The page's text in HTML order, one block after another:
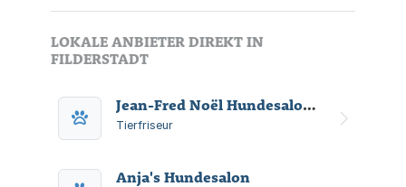
LOKALE ANBIETER DIREKT IN
FILDERSTADT
Jean-Fred Noël Hundesalon DOG Beauty Lounge
Tierfriseur
Anja's Hundesalon